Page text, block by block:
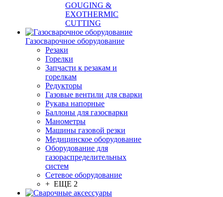
GOUGING &
EXOTHERMIC
CUTTING
Газосварочное оборудование
Резаки
Горелки
Запчасти к резакам и
горелкам
Редукторы
Газовые вентили для сварки
Рукава напорные
Баллоны для газосварки
Манометры
Машины газовой резки
Медицинское оборудование
Оборудование для
газораспределительных
систем
Сетевое оборудование
+ ЕЩЕ 2